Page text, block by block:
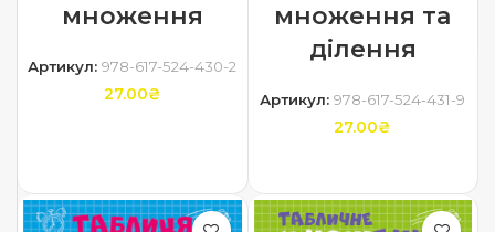
множення
Артикул:978-617-524-430-2
27.00₴
множення та
ділення
Артикул:978-617-524-431-9
27.00₴